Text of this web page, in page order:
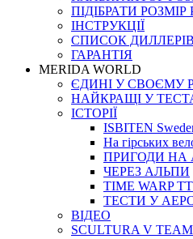
ПІДІБРАТИ
IНСТРУКЦIЇ
СПИСОК ДИЛЛЕРІВ
ГАРАНТIЯ
MERIDA WORLD
ЄДИНI У СВОЄМУ
НАЙКРАЩІ У
ІСТОРІЇ
ISBITEN
На гірських
ПРИГОДИ НА
ЧЕРЕЗ АЛЬПИ
TIME WARP TT
ТЕСТИ У
ВІДЕО
SCULTURA V TEAM